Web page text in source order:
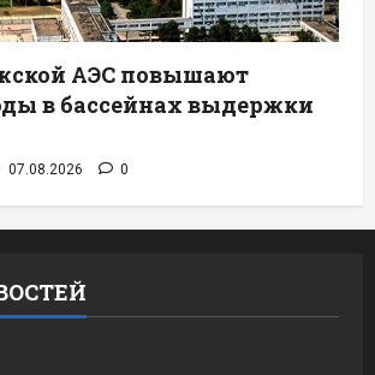
АЭС повышают
в бассейнах выдержки
07.08.2026 0